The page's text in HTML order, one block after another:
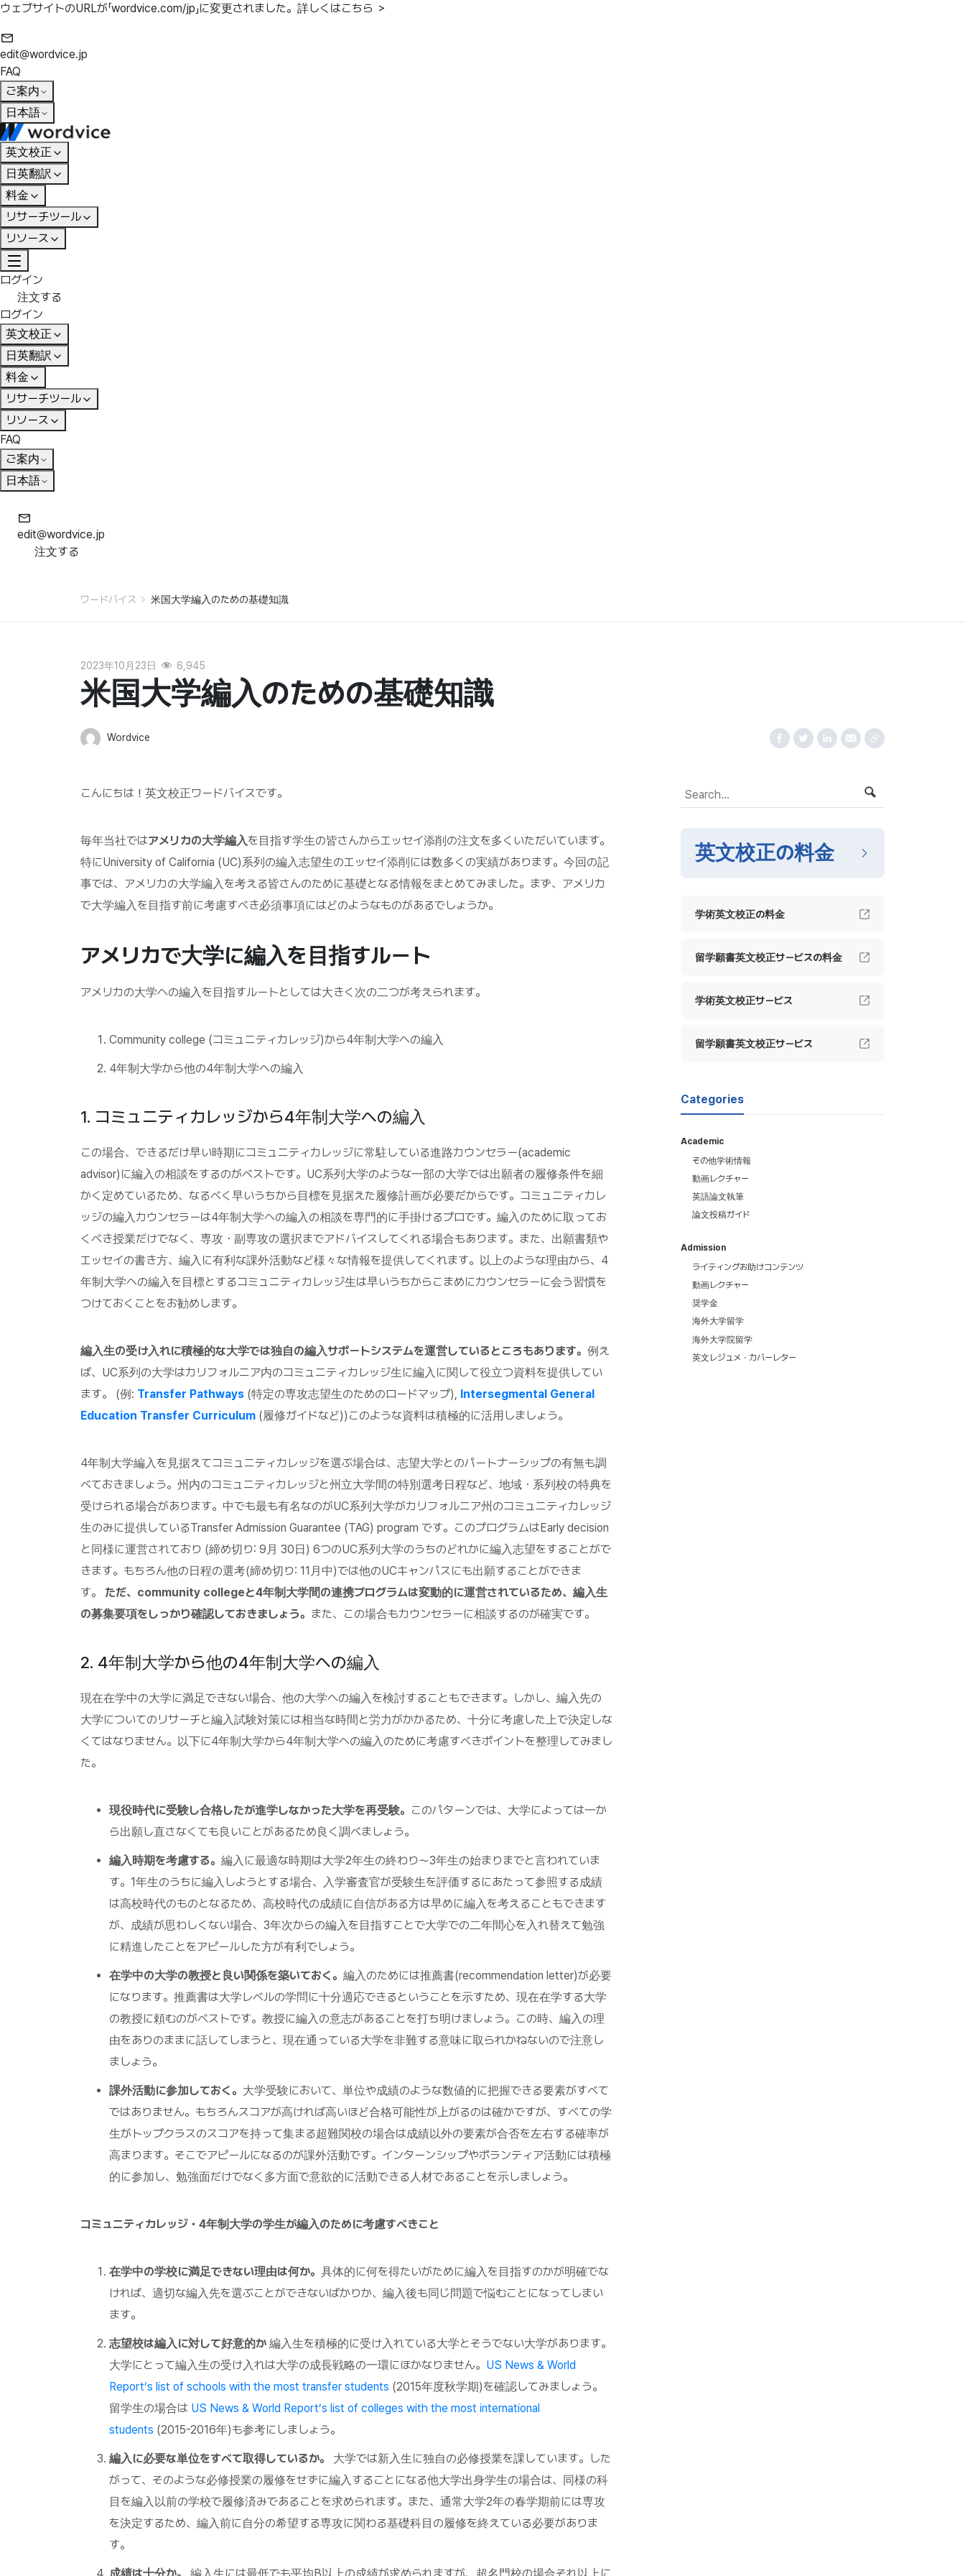
ウェブサイトのURLが「wordvice.com/jp」に変更されました。 詳しくはこちら ＞
edit@wordvice.jp
FAQ
ご案内
日本語
英文校正
日英翻訳
料金
リサーチツール
リソース
ログイン
注文する
ログイン
英文校正
日英翻訳
料金
リサーチツール
リソース
FAQ
ご案内
日本語
edit@wordvice.jp
注文する
ワードバイス 米国大学編入のための基礎知識
2023年10月23日 6,945
米国大学編入のための基礎知識
Wordvice
こんにちは！英文校正ワードバイスです。
毎年当社ではアメリカの大学編入を目指す学生の皆さんからエッセイ添削の注文を多くいただいています。
特にUniversity of California (UC)系列の編入志望生のエッセイ添削には数多くの実績があります。今回の記
事では、アメリカの大学編入を考える皆さんのために基礎となる情報をまとめてみました。まず、アメリカ
で大学編入を目指す前に考慮すべき必須事項にはどのようなものがあるでしょうか。
アメリカで大学に編入を目指すルート
アメリカの大学への編入を目指すルートとしては大きく次の二つが考えられます。
Community college (コミュニティカレッジ)から4年制大学への編入
4年制大学から他の4年制大学への編入
1. コミュニティカレッジから4年制大学への編入
この場合、できるだけ早い時期にコミュニティカレッジに常駐している進路カウンセラー(academic
advisor)に編入の相談をするのがベストです。UC系列大学のような一部の大学では出願者の履修条件を細
かく定めているため、なるべく早いうちから目標を見据えた履修計画が必要だからです。コミュニティカレ
ッジの編入カウンセラーは4年制大学への編入の相談を専門的に手掛けるプロです。編入のために取ってお
くべき授業だけでなく、専攻・副専攻の選択までアドバイスしてくれる場合もあります。また、出願書類や
エッセイの書き方、編入に有利な課外活動など様々な情報を提供してくれます。以上のような理由から、4
年制大学への編入を目標とするコミュニティカレッジ生は早いうちからこまめにカウンセラーに会う習慣を
つけておくことをお勧めします。
編入生の受け入れに積極的な大学では独自の編入サポートシステムを運営しているところもあります。 例え
ば、UC系列の大学はカリフォルニア内のコミュニティカレッジ生に編入に関して役立つ資料を提供してい
ます。 (例: Transfer Pathways (特定の専攻志望生のためのロードマップ), Intersegmental General
Education Transfer Curriculum (履修ガイドなど))このような資料は積極的に活用しましょう。
4年制大学編入を見据えてコミュニティカレッジを選ぶ場合は、志望大学とのパートナーシップの有無も調
べておきましょう。州内のコミュニティカレッジと州立大学間の特別選考日程など、地域・系列校の特典を
受けられる場合があります。中でも最も有名なのがUC系列大学がカリフォルニア州のコミュニティカレッジ
生のみに提供しているTransfer Admission Guarantee (TAG) program です。このプログラムはEarly decision
と同様に運営されており (締め切り: 9月 30日) 6つのUC系列大学のうちのどれかに編入志望をすることがで
きます。もちろん他の日程の選考(締め切り: 11月中)では他のUCキャンパスにも出願することができま
す。 ただ、community collegeと4年制大学間の連携プログラムは変動的に運営されているため、編入生
の募集要項をしっかり確認しておきましょう。 また、この場合もカウンセラーに相談するのが確実です。
2. 4年制大学から他の4年制大学への編入
現在在学中の大学に満足できない場合、他の大学への編入を検討することもできます。しかし、編入先の
大学についてのリサーチと編入試験対策には相当な時間と労力がかかるため、十分に考慮した上で決定しな
くてはなりません。以下に4年制大学から4年制大学への編入のために考慮すべきポイントを整理してみまし
た。
現役時代に受験し合格したが進学しなかった大学を再受験。 このパターンでは、大学によっては一か
ら出願し直さなくても良いことがあるため良く調べましょう。
編入時期を考慮する。 編入に最適な時期は大学2年生の終わり～3年生の始まりまでと言われていま
す。1年生のうちに編入しようとする場合、入学審査官が受験生を評価するにあたって参照する成績
は高校時代のものとなるため、高校時代の成績に自信がある方は早めに編入を考えることもできます
が、成績が思わしくない場合、3年次からの編入を目指すことで大学での二年間心を入れ替えて勉強
に精進したことをアピールした方が有利でしょう。
在学中の大学の教授と良い関係を築いておく。 編入のためには推薦書(recommendation letter)が必要
になります。推薦書は大学レベルの学問に十分適応できるということを示すため、現在在学する大学
の教授に頼むのがベストです。教授に編入の意志があることを打ち明けましょう。この時、編入の理
由をありのままに話してしまうと、現在通っている大学を非難する意味に取られかねないので注意し
ましょう。
課外活動に参加しておく。 大学受験において、単位や成績のような数値的に把握できる要素がすべて
ではありません。もちろんスコアが高ければ高いほど合格可能性が上がるのは確かですが、すべての学
生がトップクラスのスコアを持って集まる超難関校の場合は成績以外の要素が合否を左右する確率が
高まります。そこでアピールになるのが課外活動です。インターンシップやボランティア活動には積極
的に参加し、勉強面だけでなく多方面で意欲的に活動できる人材であることを示しましょう。
コミュニティカレッジ・4年制大学の学生が編入のために考慮すべきこと
在学中の学校に満足できない理由は何か。 具体的に何を得たいがために編入を目指すのかが明確でな
ければ、適切な編入先を選ぶことができないばかりか、編入後も同じ問題で悩むことになってしまい
ます。
志望校は編入に対して好意的か 編入生を積極的に受け入れている大学とそうでない大学があります。
大学にとって編入生の受け入れは大学の成長戦略の一環にほかなりません。 US News & World
Report’s list of schools with the most transfer students (2015年度秋学期)を確認してみましょう。
留学生の場合は US News & World Report’s list of colleges with the most international
students (2015-2016年)も参考にしましょう。
編入に必要な単位をすべて取得しているか。
大学では新入生に独自の必修授業を課しています。した
がって、そのような必修授業の履修をせずに編入することになる他大学出身学生の場合は、同様の科
目を編入以前の学校で履修済みであることを求められます。また、通常大学2年の春学期前には専攻
を決定するため、編入前に自分の希望する専攻に関わる基礎科目の履修を終えている必要がありま
す。
英文校正の料金
学術英文校正の料金
留学願書英文校正サービスの料金
学術英文校正サービス
留学願書英文校正サービス
Categories
Academic
その他学術情報
動画レクチャー
英語論文執筆
論文投稿ガイド
Admission
ライティングお助けコンテンツ
動画レクチャー
奨学金
海外大学留学
海外大学院留学
英文レジュメ・カバーレター